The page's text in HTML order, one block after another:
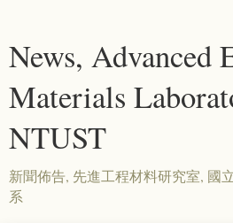
News, Advanced
Materials
NTUST
新聞佈告, 先進工程材料研究室, 國
系